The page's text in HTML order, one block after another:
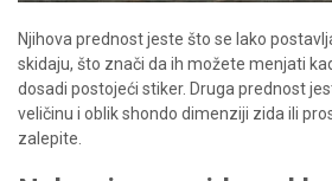
Njihova prednost jeste što se lako
skidaju, što znači da ih možete menjati
dosadi postojeći stiker. Druga prednost
veličinu i oblik shondo dimenziji zida ili
zalepite.